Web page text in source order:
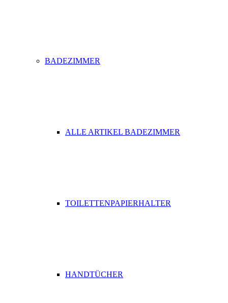
BADEZIMMER
ALLE ARTIKEL BADEZIMMER
TOILETTENPAPIERHALTER
HANDTÜCHER